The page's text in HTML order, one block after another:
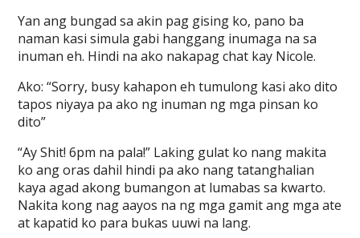
Yan ang bungad sa akin pag gising ko, pano ba
naman kasi simula gabi hanggang inumaga na sa
inuman eh. Hindi na ako nakapag chat kay Nicole.
Ako: “Sorry, busy kahapon eh tumulong kasi ako dito
tapos niyaya pa ako ng inuman ng mga pinsan ko
dito”
“Ay Shit! 6pm na pala!” Laking gulat ko nang makita
ko ang oras dahil hindi pa ako nang tatanghalian
kaya agad akong bumangon at lumabas sa kwarto.
Nakita kong nag aayos na ng mga gamit ang mga ate
at kapatid ko para bukas uuwi na lang.